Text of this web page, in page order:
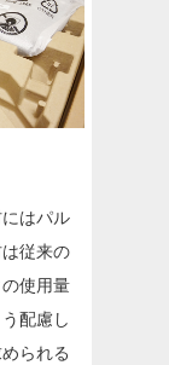
はパル
従来の
使用量
配慮し
られる